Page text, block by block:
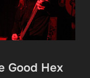
Good Hex